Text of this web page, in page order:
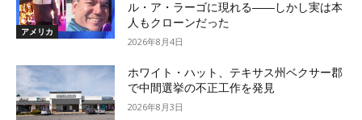
アメリカ
ル・ア・ラーゴに現れる――しかし実は本
人もクローンだった
2026年8月4日
ホワイト・ハット、テキサス州ベクサー郡
で中間選挙の不正工作を発見
2026年8月3日